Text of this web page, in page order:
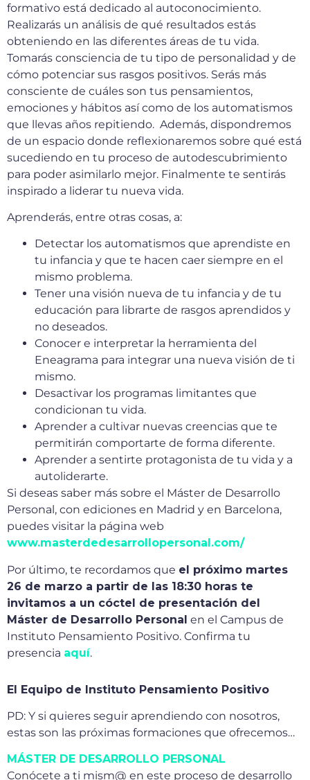
formativo está dedicado al autoconocimiento.
Realizarás un análisis de qué resultados estás
obteniendo en las diferentes áreas de tu vida.
Tomarás consciencia de tu tipo de personalidad y de
cómo potenciar sus rasgos positivos. Serás más
consciente de cuáles son tus pensamientos,
emociones y hábitos así como de los automatismos
que llevas años repitiendo. Además, dispondremos
de un espacio donde reflexionaremos sobre qué está
sucediendo en tu proceso de autodescubrimiento
para poder asimilarlo mejor. Finalmente te sentirás
inspirado a liderar tu nueva vida.
Aprenderás, entre otras cosas, a:
Detectar los automatismos que aprendiste en
tu infancia y que te hacen caer siempre en el
mismo problema.
Tener una visión nueva de tu infancia y de tu
educación para librarte de rasgos aprendidos y
no deseados.
Conocer e interpretar la herramienta del
Eneagrama para integrar una nueva visión de ti
mismo.
Desactivar los programas limitantes que
condicionan tu vida.
Aprender a cultivar nuevas creencias que te
permitirán comportarte de forma diferente.
Aprender a sentirte protagonista de tu vida y a
autoliderarte.
Si deseas saber más sobre el Máster de Desarrollo
Personal, con ediciones en Madrid y en Barcelona,
puedes visitar la página web
www.masterdedesarrollopersonal.com/
Por último, te recordamos que el próximo martes
26 de marzo a partir de las 18:30 horas te
invitamos a un cóctel de presentación del
Máster de Desarrollo Personal en el Campus de
Instituto Pensamiento Positivo. Confirma tu
presencia aquí.
El Equipo de Instituto Pensamiento Positivo
PD: Y si quieres seguir aprendiendo con nosotros,
estas son las próximas formaciones que ofrecemos…
MÁSTER DE DESARROLLO PERSONAL
Conócete a ti mism@ en este proceso de desarrollo